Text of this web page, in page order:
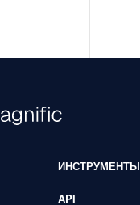
ИНСТРУМЕНТЫ
API